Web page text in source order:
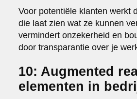
Voor potentiële klanten werkt
die laat zien wat ze kunnen
vermindert onzekerheid en
door transparantie over je
10: Augmented
elementen in